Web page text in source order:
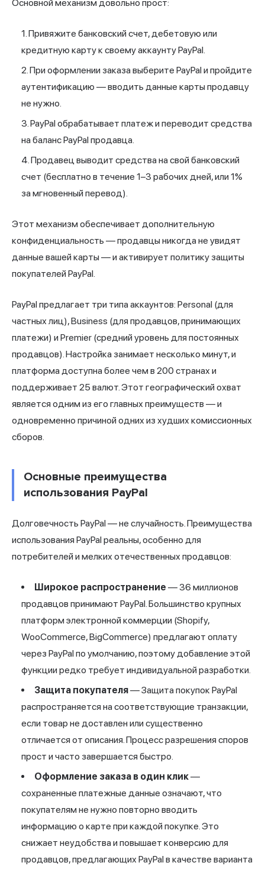
Основной механизм довольно прост:
Привяжите банковский счет, дебетовую или
кредитную карту к своему аккаунту PayPal.
При оформлении заказа выберите PayPal и пройдите
аутентификацию — вводить данные карты продавцу
не нужно.
PayPal обрабатывает платеж и переводит средства
на баланс PayPal продавца.
Продавец выводит средства на свой банковский
счет (бесплатно в течение 1–3 рабочих дней, или 1%
за мгновенный перевод).
Этот механизм обеспечивает дополнительную
конфиденциальность — продавцы никогда не увидят
данные вашей карты — и активирует политику защиты
покупателей PayPal.
PayPal предлагает три типа аккаунтов: Personal (для
частных лиц), Business (для продавцов, принимающих
платежи) и Premier (средний уровень для постоянных
продавцов). Настройка занимает несколько минут, и
платформа доступна более чем в 200 странах и
поддерживает 25 валют. Этот географический охват
является одним из его главных преимуществ — и
одновременно причиной одних из худших комиссионных
сборов.
Основные преимущества
использования PayPal
Долговечность PayPal — не случайность. Преимущества
использования PayPal реальны, особенно для
потребителей и мелких отечественных продавцов:
Широкое распространение — 36 миллионов
продавцов принимают PayPal. Большинство крупных
платформ электронной коммерции (Shopify,
WooCommerce, BigCommerce) предлагают оплату
через PayPal по умолчанию, поэтому добавление этой
функции редко требует индивидуальной разработки.
Защита покупателя— Защита покупок PayPal
распространяется на соответствующие транзакции,
если товар не доставлен или существенно
отличается от описания. Процесс разрешения споров
прост и часто завершается быстро.
Оформление заказа в один клик—
сохраненные платежные данные означают, что
покупателям не нужно повторно вводить
информацию о карте при каждой покупке. Это
снижает неудобства и повышает конверсию для
продавцов, предлагающих PayPal в качестве варианта